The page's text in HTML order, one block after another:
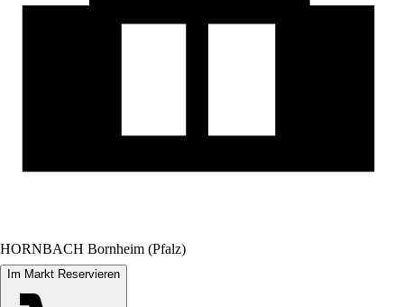
HORNBACH Bornheim (Pfalz)
Im Markt Reservieren